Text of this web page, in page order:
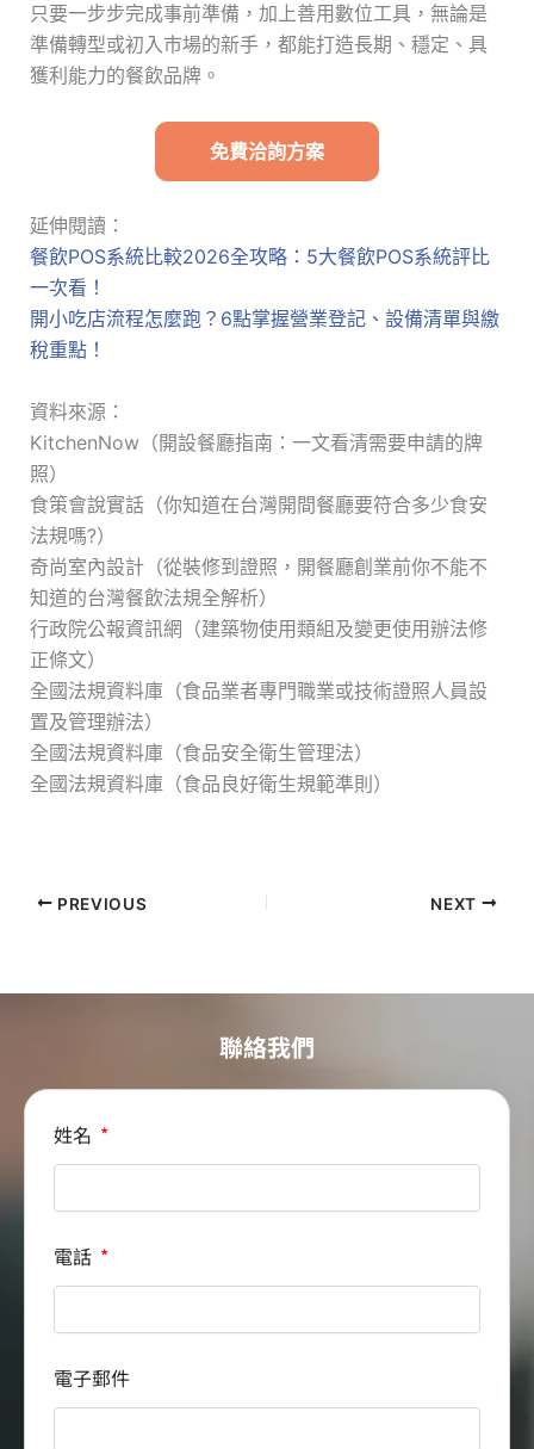
只要一步步完成事前準備，加上善用數位工具，無論是
準備轉型或初入市場的新手，都能打造長期、穩定、具
獲利能力的餐飲品牌。
免費洽詢方案
延伸閱讀：
餐飲POS系統比較2026全攻略：5大餐飲POS系統評比
一次看！
開小吃店流程怎麼跑？6點掌握營業登記、設備清單與繳
稅重點！
資料來源：
KitchenNow（開設餐廳指南：一文看清需要申請的牌
照）
食策會說實話（你知道在台灣開間餐廳要符合多少食安
法規嗎?）
奇尚室內設計（從裝修到證照，開餐廳創業前你不能不
知道的台灣餐飲法規全解析）
行政院公報資訊網（建築物使用類組及變更使用辦法修
正條文）
全國法規資料庫（食品業者專門職業或技術證照人員設
置及管理辦法）
全國法規資料庫（食品安全衛生管理法）
全國法規資料庫（食品良好衛生規範準則）
PREVIOUS NEXT
聯絡我們
姓名
電話
電子郵件